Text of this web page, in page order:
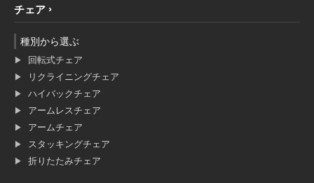
チェア
種別から選ぶ
回転式チェア
リクライニングチェア
ハイバックチェア
アームレスチェア
アームチェア
スタッキングチェア
折りたたみチェア